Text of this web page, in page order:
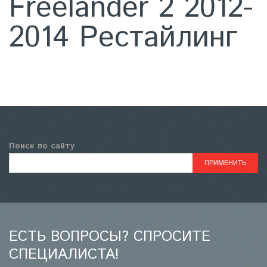
2014 Рестайлинг
Поиск по сайту
ЕСТЬ ВОПРОСЫ? СПРОСИТЕ
СПЕЦИАЛИСТА!